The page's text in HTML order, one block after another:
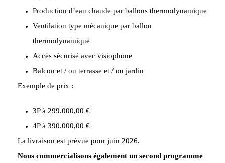
Production d’eau chaude par ballons thermodynamique
Ventilation type mécanique par ballon
thermodynamique
Accès sécurisé avec visiophone
Balcon et / ou terrasse et / ou jardin
Exemple de prix :
3P à 299.000,00 €
4P à 390.000,00 €
La livraison est prévue pour juin 2026.
Nous commercialisons également un second programme